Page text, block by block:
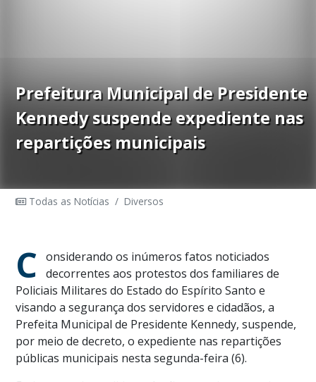
Prefeitura Municipal de Presidente
Kennedy suspende expediente nas
repartições municipais
Todas as Notícias / Diversos
C
onsiderando os inúmeros fatos noticiados
decorrentes aos protestos dos familiares de
Policiais Militares do Estado do Espírito Santo e
visando a segurança dos servidores e cidadãos, a
Prefeita Municipal de Presidente Kennedy, suspende,
por meio de decreto, o expediente nas repartições
públicas municipais nesta segunda-feira (6).